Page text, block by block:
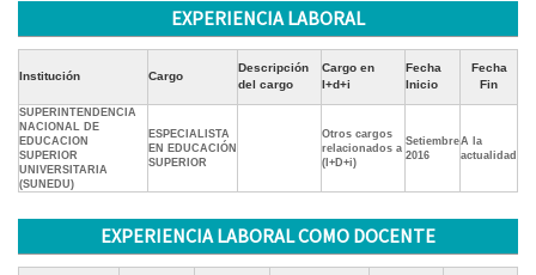
EXPERIENCIA LABORAL
Institución Cargo
Descripción
del cargo
Cargo en
I+d+i
Fecha
Inicio
Fecha
Fin
SUPERINTENDENCIA
NACIONAL DE
EDUCACION
SUPERIOR
UNIVERSITARIA
(SUNEDU)
ESPECIALISTA
EN EDUCACIÓN
SUPERIOR
Otros cargos
relacionados a
(I+D+i)
Setiembre
2016
A la
actualidad
EXPERIENCIA LABORAL COMO DOCENTE